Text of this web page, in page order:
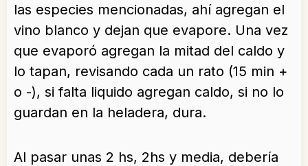
las especies mencionadas, ahí agregan el
vino blanco y dejan que evapore. Una vez
que evaporó agregan la mitad del caldo y
lo tapan, revisando cada un rato (15 min +
o -), si falta liquido agregan caldo, si no lo
guardan en la heladera, dura.
Al pasar unas 2 hs, 2hs y media, debería